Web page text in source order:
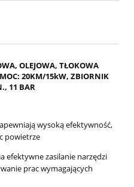
OLEJOWA, TŁOKOWA
20KM/15kW, ZBIORNIK
11 BAR
wysoką efektywność,
powietrze
efektywne zasilanie narzędzi
prac wymagających